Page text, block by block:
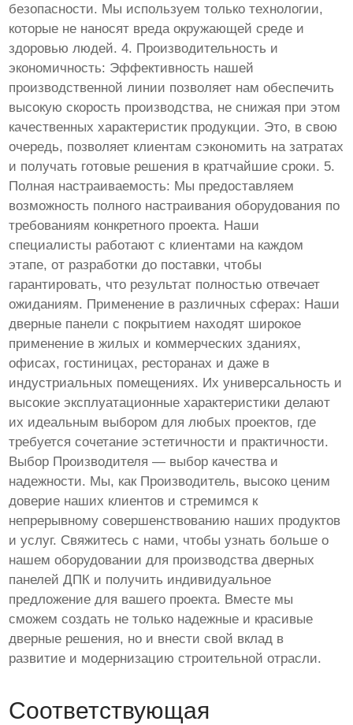
безопасности. Мы используем только технологии,
которые не наносят вреда окружающей среде и
здоровью людей. 4. Производительность и
экономичность: Эффективность нашей
производственной линии позволяет нам обеспечить
высокую скорость производства, не снижая при этом
качественных характеристик продукции. Это, в свою
очередь, позволяет клиентам сэкономить на затратах
и получать готовые решения в кратчайшие сроки. 5.
Полная настраиваемость: Мы предоставляем
возможность полного настраивания оборудования по
требованиям конкретного проекта. Наши
специалисты работают с клиентами на каждом
этапе, от разработки до поставки, чтобы
гарантировать, что результат полностью отвечает
ожиданиям. Применение в различных сферах: Наши
дверные панели с покрытием находят широкое
применение в жилых и коммерческих зданиях,
офисах, гостиницах, ресторанах и даже в
индустриальных помещениях. Их универсальность и
высокие эксплуатационные характеристики делают
их идеальным выбором для любых проектов, где
требуется сочетание эстетичности и практичности.
Выбор Производителя — выбор качества и
надежности. Мы, как Производитель, высоко ценим
доверие наших клиентов и стремимся к
непрерывному совершенствованию наших продуктов
и услуг. Свяжитесь с нами, чтобы узнать больше о
нашем оборудовании для производства дверных
панелей ДПК и получить индивидуальное
предложение для вашего проекта. Вместе мы
сможем создать не только надежные и красивые
дверные решения, но и внести свой вклад в
развитие и модернизацию строительной отрасли.
Соответствующая